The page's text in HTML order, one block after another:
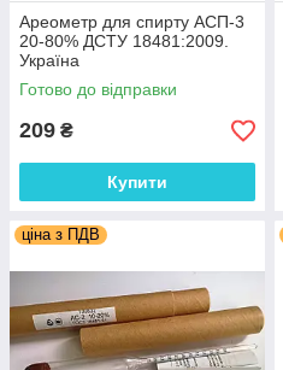
Ареометр для спирту АСП-3
20-80% ДСТУ 18481:2009.
Україна
Готово до відправки
209 ₴
Купити
ціна з ПДВ